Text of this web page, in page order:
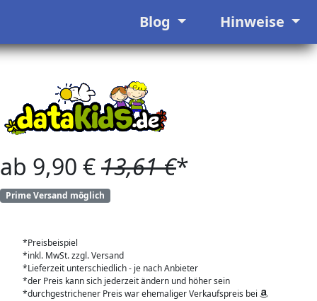
Blog Hinweise
ab 9,90 €13,61 €*
Prime Versand möglich
*Preisbeispiel
*inkl. MwSt. zzgl. Versand
*Lieferzeit unterschiedlich - je nach Anbieter
*der Preis kann sich jederzeit ändern und höher sein
*durchgestrichener Preis war ehemaliger Verkaufspreis bei